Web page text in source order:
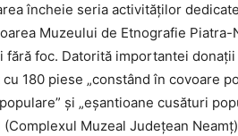
încheie seria activităților
Muzeului de Etnografie
fără foc. Datorită importantei
180 piese „constând în covoare
și „eșantioane cusături
Muzeal Județean